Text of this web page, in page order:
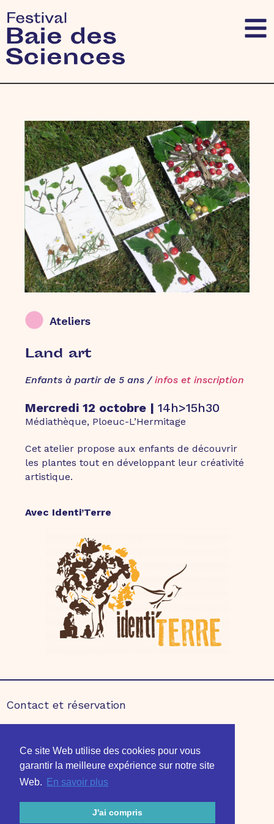
Ce site Web utilise des cookies pour vous
garantir la meilleure expérience sur notre site
Web.
En savoir plus
J'ai compris
Ateliers
Land art
Enfants à partir de 5 ans /infos et inscription
Mercredi 12 octobre |14h>15h30
Médiathèque, Ploeuc-L’Hermitage
Cet atelier propose aux enfants de découvrir
les plantes tout en développant leur créativité
artistique.
Avec Identi’Terre
Contact et réservation
Mentions légales
Édition 2020